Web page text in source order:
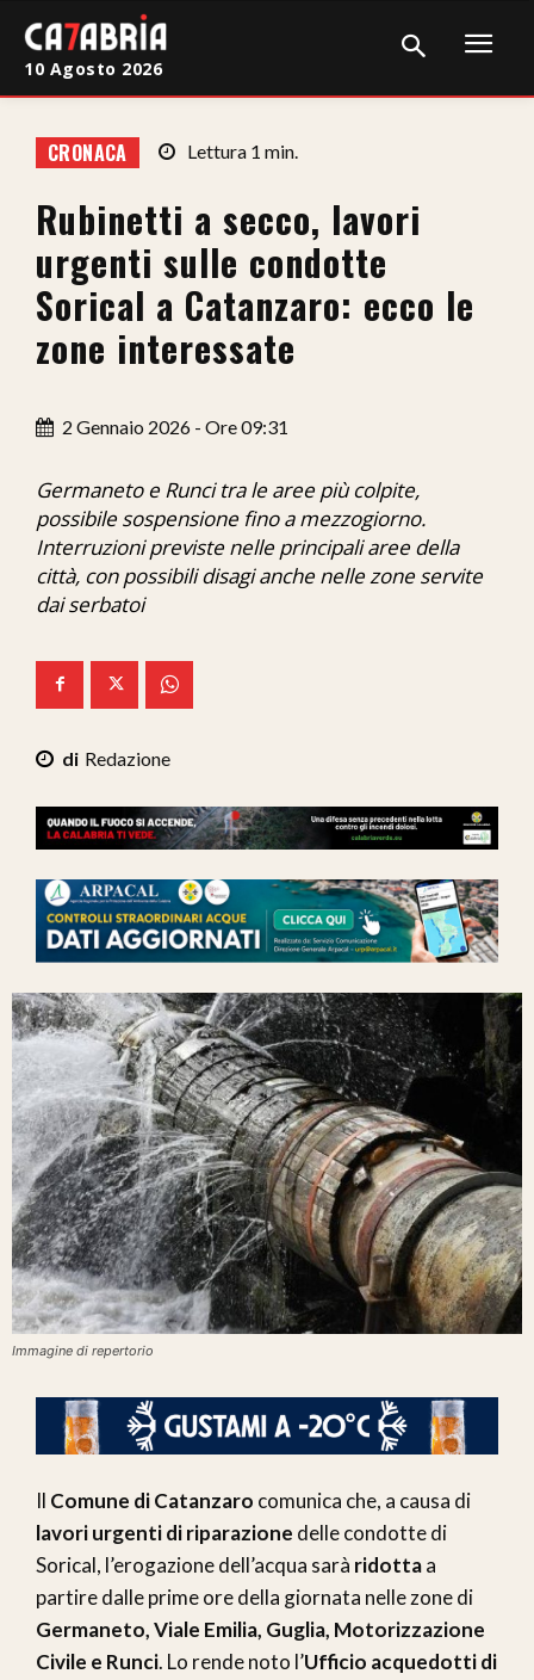
Cronaca
Giudiziaria
Politica
Sport
Sanità
Economia
Ita-Mondo
C7 Play
We Calabria
Mix Zone
10 Agosto 2026
CRONACA Lettura 1 min.
Rubinetti a secco, lavori
urgenti sulle condotte
Sorical a Catanzaro: ecco le
zone interessate
2 Gennaio 2026 - Ore 09:31
Germaneto e Runci tra le aree più colpite,
possibile sospensione fino a mezzogiorno.
Interruzioni previste nelle principali aree della
città, con possibili disagi anche nelle zone servite
dai serbatoi
Redazione
Immagine di repertorio
Il Comune di Catanzaro comunica che, a causa di
lavori urgenti di riparazione delle condotte di
Sorical, l’erogazione dell’acqua sarà ridottaa
partire dalle prime ore della giornata nelle zone di
Germaneto, Viale Emilia, Guglia, Motorizzazione
Civile e Runci. Lo rende noto l’Ufficio acquedotti di